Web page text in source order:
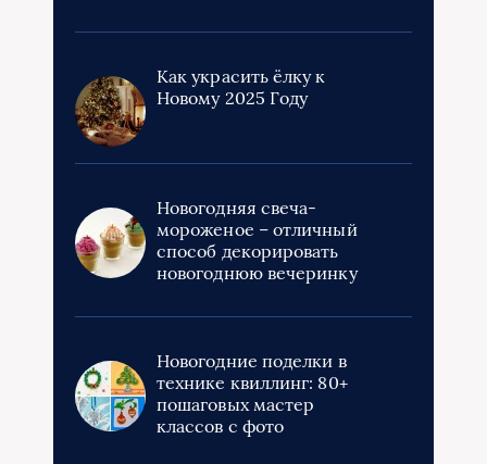
Как украсить ёлку к
Новому 2025 Году
Новогодняя свеча-
мороженое – отличный
способ декорировать
новогоднюю вечеринку
Новогодние поделки в
технике квиллинг: 80+
пошаговых мастер
классов с фото